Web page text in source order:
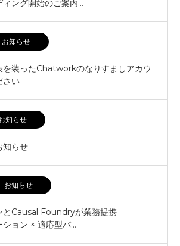
ィング開始のご案内…
お知らせ
を装ったChatworkのなりすましアカウ
さい
知らせ
知らせ
お知らせ
とCausal Foundryが業務提携
ション × 適応型パ…